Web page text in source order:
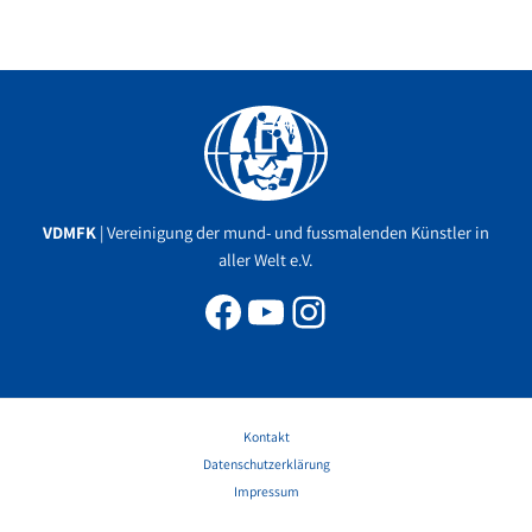
VDMFK | Vereinigung der mund- und fussmalenden Künstler in
aller Welt e.V.
Facebook
YouTube
Instagram
Kontakt
Datenschutzerklärung
Impressum